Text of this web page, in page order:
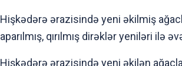
Hişkədərə ərazisində yeni əkilmiş
aparılmış, qırılmış dirəklər yeniləri ilə
Hişkədərə ərazisində yeni əkilən